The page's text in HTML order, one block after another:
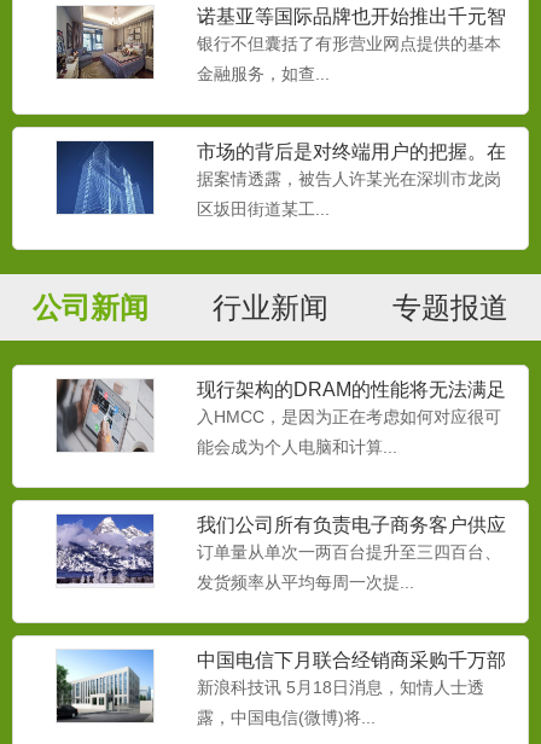
诺基亚等国际品牌也开始推出千元智
能机
银行不但囊括了有形营业网点提供的基本
金融服务，如查...
市场的背后是对终端用户的把握。在
移动互联网时代，
据案情透露，被告人许某光在深圳市龙岗
区坂田街道某工...
公司新闻 行业新闻 专题报道
现行架构的DRAM的性能将无法满足
处理器的需要
入HMCC，是因为正在考虑如何对应很可
能会成为个人电脑和计算...
我们公司所有负责电子商务客户供应
链的同事
订单量从单次一两百台提升至三四百台、
发货频率从平均每周一次提...
中国电信下月联合经销商采购千万部
智能手机
新浪科技讯 5月18日消息，知情人士透
露，中国电信(微博)将...
融雪剂
为减缓本品对桥梁、路牌、挡板、汽车底